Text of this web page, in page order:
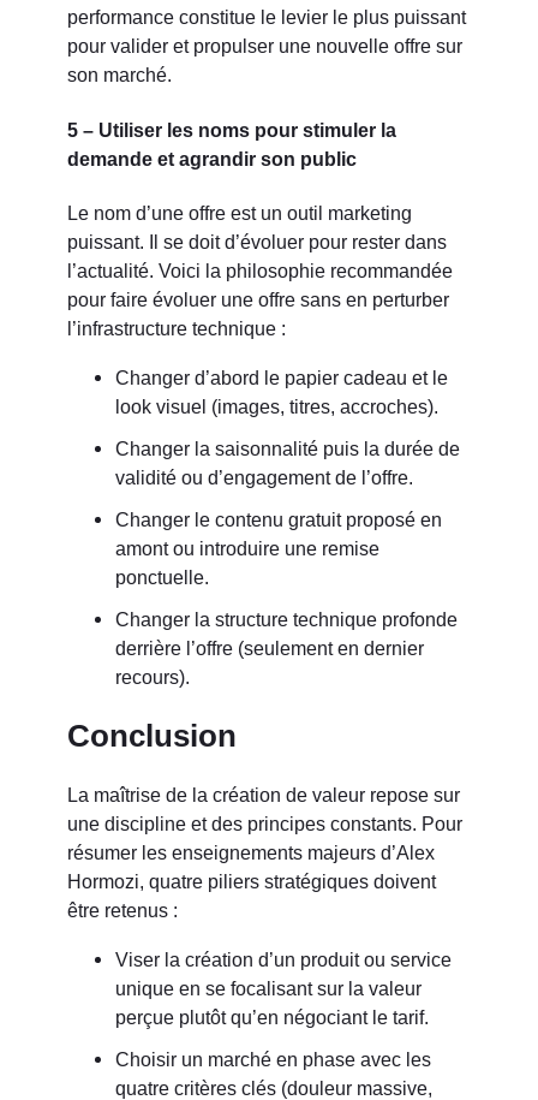
performance constitue le levier le plus puissant
pour valider et propulser une nouvelle offre sur
son marché.
5 – Utiliser les noms pour stimuler la
demande et agrandir son public
Le nom d’une offre est un outil marketing
puissant. Il se doit d’évoluer pour rester dans
l’actualité. Voici la philosophie recommandée
pour faire évoluer une offre sans en perturber
l’infrastructure technique :
Changer d’abord le papier cadeau et le
look visuel (images, titres, accroches).
Changer la saisonnalité puis la durée de
validité ou d’engagement de l’offre.
Changer le contenu gratuit proposé en
amont ou introduire une remise
ponctuelle.
Changer la structure technique profonde
derrière l’offre (seulement en dernier
recours).
Conclusion
La maîtrise de la création de valeur repose sur
une discipline et des principes constants. Pour
résumer les enseignements majeurs d’Alex
Hormozi, quatre piliers stratégiques doivent
être retenus :
Viser la création d’un produit ou service
unique en se focalisant sur la valeur
perçue plutôt qu’en négociant le tarif.
Choisir un marché en phase avec les
quatre critères clés (douleur massive,